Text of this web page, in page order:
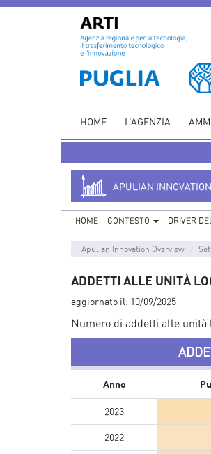
HOME L’AGENZIA
APULIAN
HOME CONTESTO DRIVER
Apulian Innovation Overview
ADDETTI ALLE UNITÀ
aggiornato il: 10/09/2025
Numero di addetti alle
Anno
2023
2022